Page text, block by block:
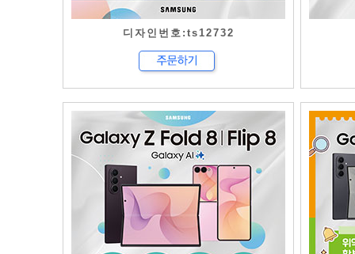
디자인번호:ts12732